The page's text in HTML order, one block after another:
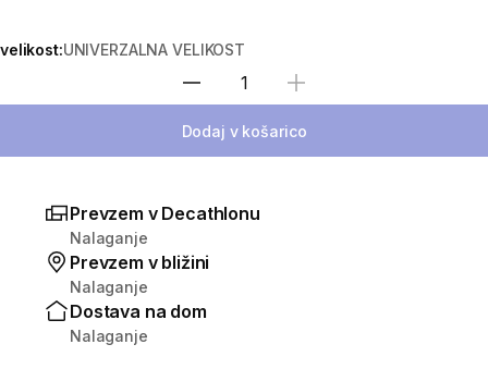
velikost:UNIVERZALNA VELIKOST
Izberite količino
Dodaj v košarico
Prevzem v Decathlonu
Nalaganje
Prevzem v bližini
Nalaganje
Dostava na dom
Nalaganje